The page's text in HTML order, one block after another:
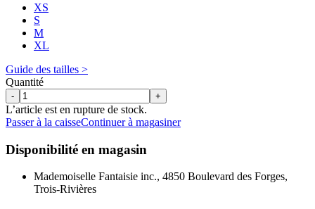
XS
S
M
XL
Guide des tailles >
Quantité
- +
L’article est en rupture de stock.
Passer à la caisseContinuer à magasiner
Disponibilité en magasin
Mademoiselle Fantaisie inc., 4850 Boulevard des Forges,
Trois-Rivières